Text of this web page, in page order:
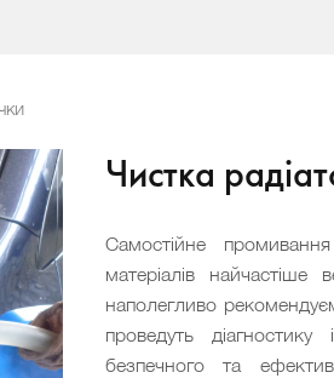
Чистка
Самостійне
матеріалів
наполегливо
проведуть
безпечного та